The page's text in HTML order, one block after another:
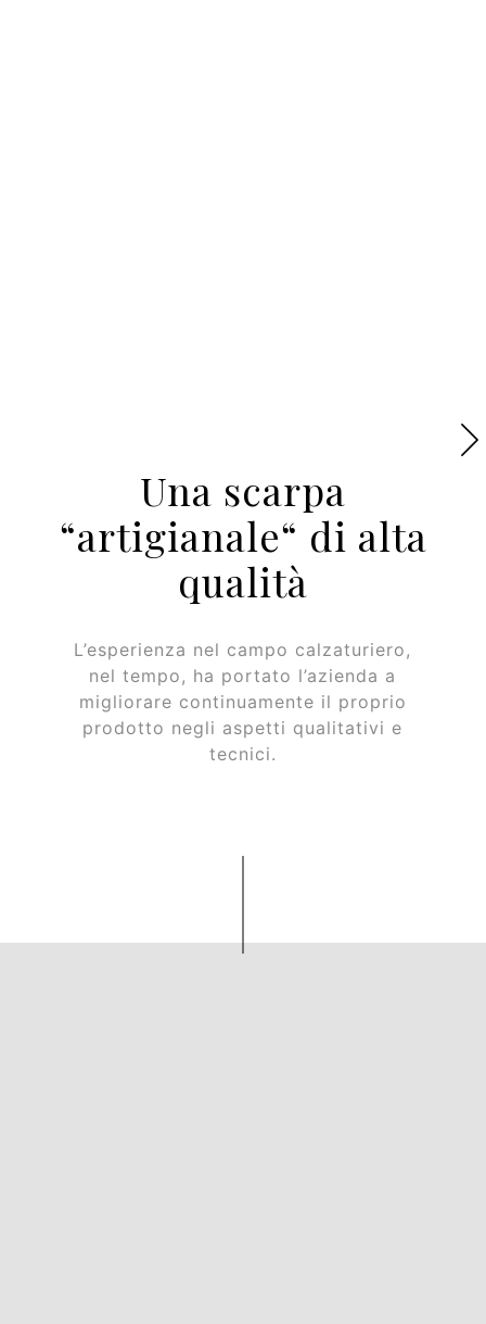
Una scarpa
“artigianale“ di alta
qualità
L’esperienza nel campo calzaturiero,
nel tempo, ha portato l’azienda a
migliorare continuamente il proprio
prodotto negli aspetti qualitativi e
tecnici.